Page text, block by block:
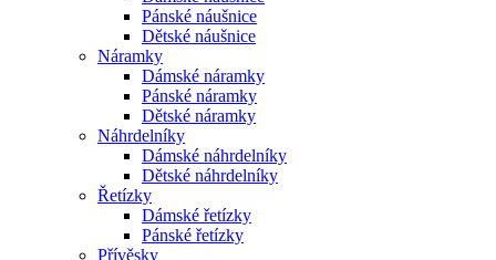
Pánské náušnice
Dětské náušnice
Náramky
Dámské náramky
Pánské náramky
Dětské náramky
Náhrdelníky
Dámské náhrdelníky
Dětské náhrdelníky
Řetízky
Dámské řetízky
Pánské řetízky
Přívěsky